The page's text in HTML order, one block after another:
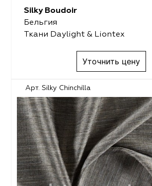
Silky Boudoir
Бельгия
Ткани Daylight & Liontex
Уточнить цену
Арт. Silky Chinchilla